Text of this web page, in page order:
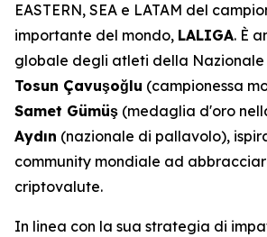
EASTERN, SEA e LATAM del
importante del mondo, LALIGA. È
globale degli atleti della
Tosun Çavuşoğlu (campionessa
Samet Gümüş (medaglia d'oro
Aydın (nazionale di pallavolo),
community mondiale ad
criptovalute.
In linea con la sua strategia di